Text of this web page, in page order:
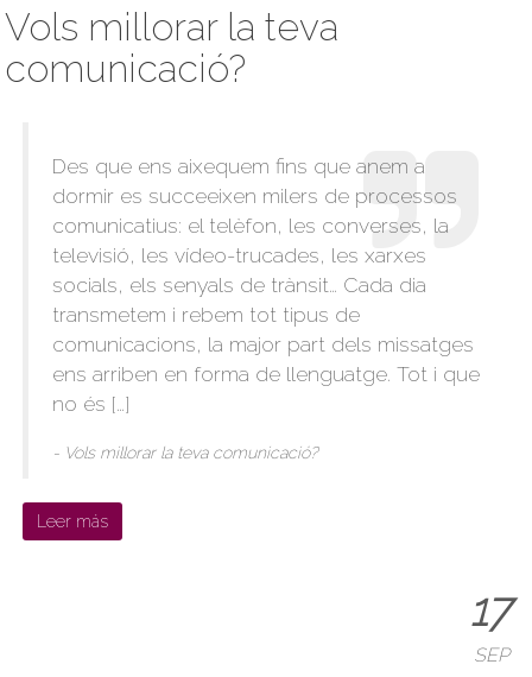
Vols millorar la teva
comunicació?
Des que ens aixequem fins que anem a
dormir es succeeixen milers de processos
comunicatius: el telèfon, les converses, la
televisió, les vídeo-trucades, les xarxes
socials, els senyals de trànsit… Cada dia
transmetem i rebem tot tipus de
comunicacions, la major part dels missatges
ens arriben en forma de llenguatge. Tot i que
no és […]
- Vols millorar la teva comunicació?
Leer más
17
SEP